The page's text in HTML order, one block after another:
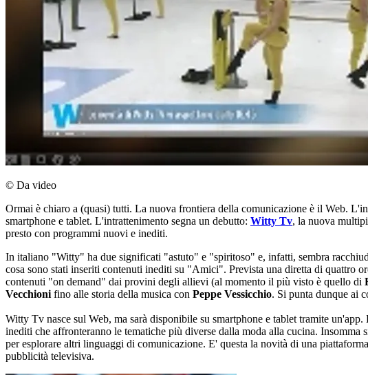
© Da video
Ormai è chiaro a (quasi) tutti. La nuova frontiera della comunicazione è il Web.
smartphone e tablet. L'intrattenimento segna un debutto: Witty Tv, la nuova
presto con programmi nuovi e inediti.
In italiano "Witty" ha due significati "astuto" e "spiritoso" e, infatti, sembra
cosa sono stati inseriti contenuti inediti su "Amici". Prevista una diretta di quattro
contenuti "on demand" dai provini degli allievi (al momento il più visto è quello di
Vecchioni fino alle storia della musica con Peppe Vessicchio. Si punta dunque ai
Witty Tv nasce sul Web, ma sarà disponibile su smartphone e tablet tramite
inediti che affronteranno le tematiche più diverse dalla moda alla cucina.
per esplorare altri linguaggi di comunicazione. E' questa la novità di una
pubblicità televisiva.